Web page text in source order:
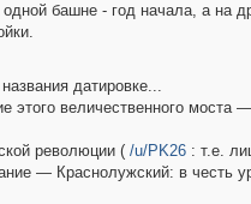
башне - год начала, а на
датировке...
этого величественного моста
революции ( /u/PK26: т.е.
— Краснолужский: в честь